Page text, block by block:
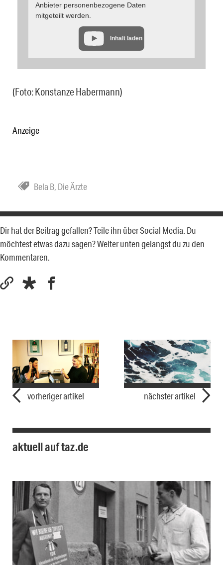
Anbieter personenbezogene Daten
mitgeteilt werden.
Inhalt laden
(Foto: Konstanze Habermann)
Anzeige
Bela B, Die Ärzte
Dir hat der Beitrag gefallen? Teile ihn über Social Media. Du
möchtest etwas dazu sagen? Weiter unten gelangst du zu den
Kommentaren.
vorheriger artikel nächster artikel
aktuell auf taz.de